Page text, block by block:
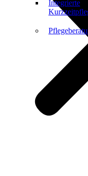
Integrierte